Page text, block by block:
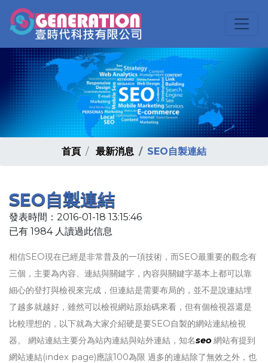
首頁 最新消息 SEO自製連結
SEO自製連結
發表時間：2016-01-18 13:15:46
已有 1984 人讀過此信息
相信SEO現在已經是非常普及的一項技術，而SEO最重要的觀念有
三個，主要為內容、連結與關鍵字，內容與關鍵字基本上都可以靠
細心的登打與檢視來完成，但連結是需要布局的，並不是說連結埋
了越多就越好，雖然可以檢視網站原始碼來看，但有個檢視器還是
比較理想的，以下就為大家介紹硬是要SEO自製的網站連結檢視
器。 網站連結主要分為站內連結與站外連結，知名seo 網站有提到
網站連結(index page)應該100為限 過多的連結除了無效之外，也